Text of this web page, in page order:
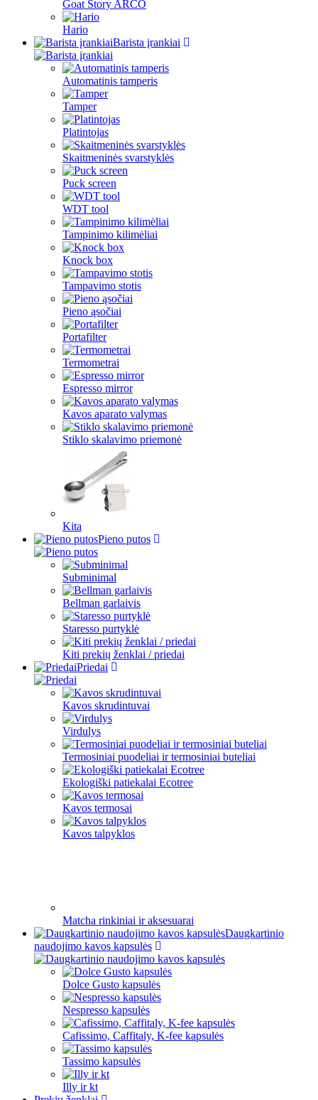
Goat Story ARCO
Hario
Barista įrankiai
Automatinis tamperis
Tamper
Platintojas
Skaitmeninės svarstyklės
Puck screen
WDT tool
Tampinimo kilimėliai
Knock box
Tampavimo stotis
Pieno ąsočiai
Portafilter
Termometrai
Espresso mirror
Kavos aparato valymas
Stiklo skalavimo priemonė
Kita
Pieno putos
Subminimal
Bellman garlaivis
Staresso purtyklė
Kiti prekių ženklai / priedai
Priedai
Kavos skrudintuvai
Virdulys
Termosiniai puodeliai ir termosiniai buteliai
Ekologiški patiekalai Ecotree
Kavos termosai
Kavos talpyklos
Matcha rinkiniai ir aksesuarai
Daugkartinio
naudojimo kavos kapsulės
Dolce Gusto kapsulės
Nespresso kapsulės
Cafissimo, Caffitaly, K-fee kapsulės
Tassimo kapsulės
Illy ir kt